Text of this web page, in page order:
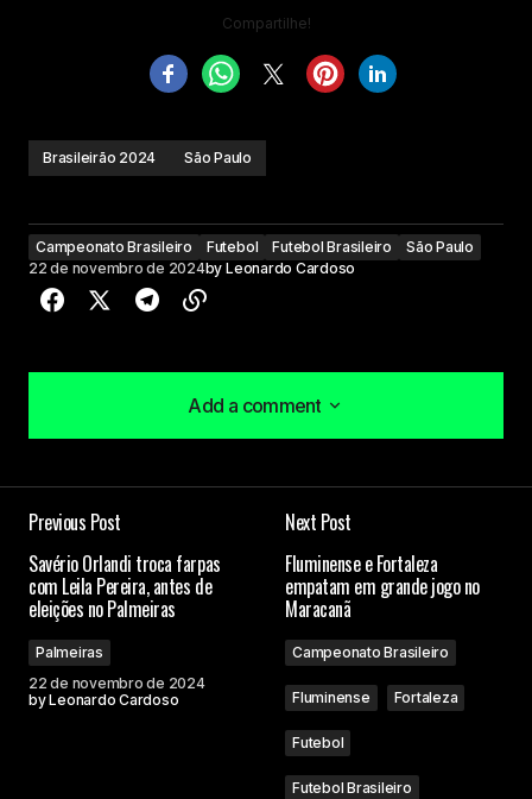
Compartilhe!
Brasileirão 2024 São Paulo
Campeonato Brasileiro Futebol Futebol Brasileiro
São Paulo
22 de novembro de 2024by Leonardo Cardoso
Add a comment
Add a comment
Campos obrigatórios são marcados com*
Previous Post
Savério Orlandi troca farpas
com Leila Pereira, antes de
eleições no Palmeiras
Palmeiras
22 de novembro de 2024
byLeonardo Cardoso
Next Post
Fluminense e Fortaleza
empatam em grande jogo no
Maracanã
Campeonato Brasileiro
Fluminense Fortaleza
Futebol
Futebol Brasileiro